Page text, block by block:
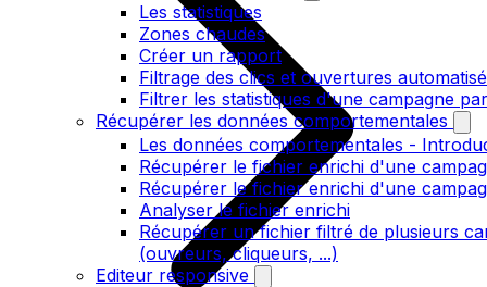
Les statistiques
Zones chaudes
Créer un rapport
Filtrage des clics et ouvertures
Filtrer les statistiques d'une campagne
Récupérer les données comportementales
Les données comportementales -
Récupérer le fichier enrichi d'une
Récupérer le fichier enrichi d'une
Analyser le fichier enrichi
Récupérer un fichier filtré de plusieurs
(ouvreurs, cliqueurs, ...)
Editeur responsive